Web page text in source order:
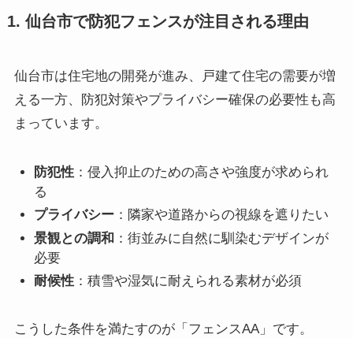
1. 仙台市で防犯フェンスが注目される理由
仙台市は住宅地の開発が進み、戸建て住宅の需要が増
える一方、防犯対策やプライバシー確保の必要性も高
まっています。
防犯性 ：侵入抑止のための高さや強度が求められ
る
プライバシー ：隣家や道路からの視線を遮りたい
景観との調和 ：街並みに自然に馴染むデザインが
必要
耐候性 ：積雪や湿気に耐えられる素材が必須
こうした条件を満たすのが「フェンスAA」です。